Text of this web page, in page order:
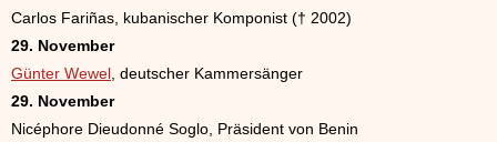
Carlos Fariñas, kubanischer Komponist († 2002)
29. November
Günter Wewel , deutscher Kammersänger
29. November
Nicéphore Dieudonné Soglo, Präsident von Benin